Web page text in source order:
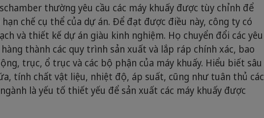
thường yêu cầu các máy khuấy được tùy chỉnh để
chế cụ thể của dự án. Để đạt được điều này, công ty có
và thiết kế dự án giàu kinh nghiệm. Họ chuyển đổi các yêu
thành các quy trình sản xuất và lắp ráp chính xác, bao
trục, ổ trục và các bộ phận của máy khuấy. Hiểu biết sâu
tính chất vật liệu, nhiệt độ, áp suất, cũng như tuân thủ các
là yếu tố thiết yếu để sản xuất các máy khuấy được